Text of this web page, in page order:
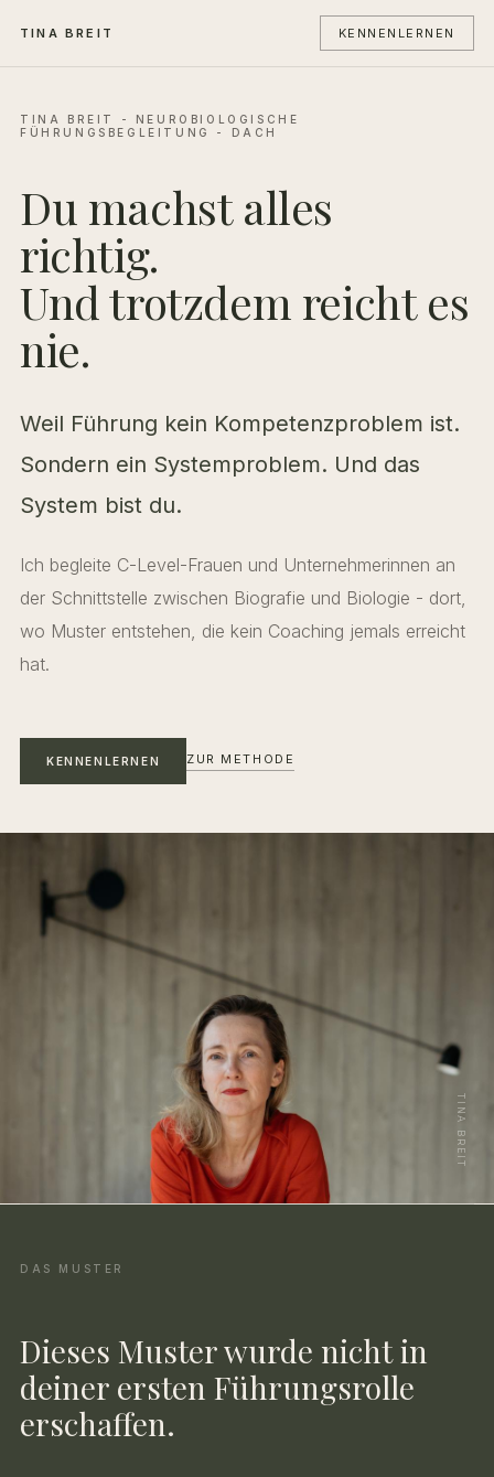
TINA BREIT KENNENLERNEN
TINA BREIT - NEUROBIOLOGISCHE
FÜHRUNGSBEGLEITUNG - DACH
Du machst alles
richtig.
Und trotzdem reicht es
nie.
Weil Führung kein Kompetenzproblem ist.
Sondern ein Systemproblem. Und das
System bist du.
Ich begleite C-Level-Frauen und Unternehmerinnen an
der Schnittstelle zwischen Biografie und Biologie - dort,
wo Muster entstehen, die kein Coaching jemals erreicht
hat.
KENNENLERNEN ZUR METHODE
TINA BREIT
DAS MUSTER
Dieses Muster wurde nicht in
deiner ersten Führungsrolle
erschaffen.